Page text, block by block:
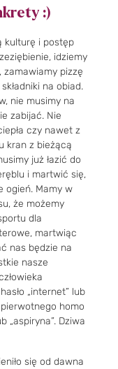
:)
kulturę i postęp
idziemy
zamawiamy pizzę
na obiad.
nie musimy na
zabijać. Nie
czy nawet z
kran z bieżącą
już łazić do
i martwić się,
ogień. Mamy w
że możemy
dla
martwiąc
nas będzie na
nasze
„internet” lub
homo
„aspiryna”. Dziwa
się od dawna